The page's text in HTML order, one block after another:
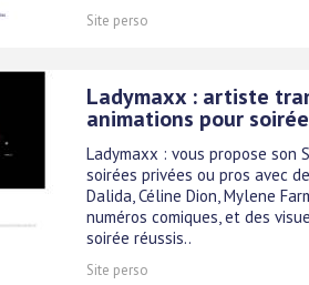
Site perso
Ladymaxx : artiste
animations pour
Ladymaxx : vous propose son
soirées privées ou pros avec
Dalida, Céline Dion, Mylene
numéros comiques, et des
soirée réussis..
Site perso